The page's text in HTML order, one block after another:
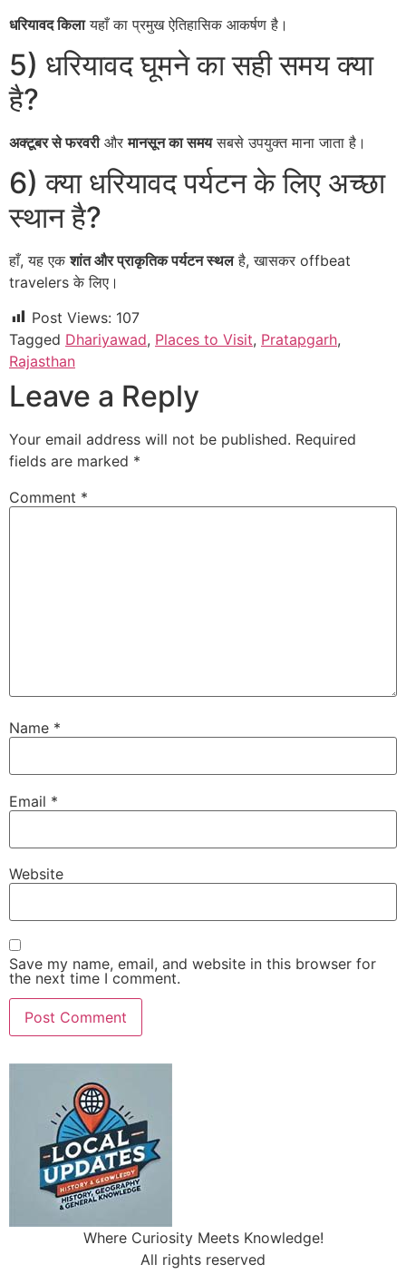
धरियावद किलायहाँ का प्रमुख ऐतिहासिक आकर्षण है।
5) धरियावद घूमने का सही समय क्या
है?
अक्टूबर से फरवरीऔरमानसून का समयसबसे उपयुक्त माना जाता है।
6) क्या धरियावद पर्यटन के लिए अच्छा
स्थान है?
हाँ, यह एकशांत और प्राकृतिक पर्यटन स्थलहै, खासकर offbeat
travelers के लिए।
Post Views: 107
Tagged Dhariyawad, Places to Visit, Pratapgarh,
Rajasthan
Leave a Reply
Your email address will not be published. Required
fields are marked *
Comment *
Name *
Email *
Website
Save my name, email, and website in this browser for
the next time I comment.
Where Curiosity Meets Knowledge!
All rights reserved